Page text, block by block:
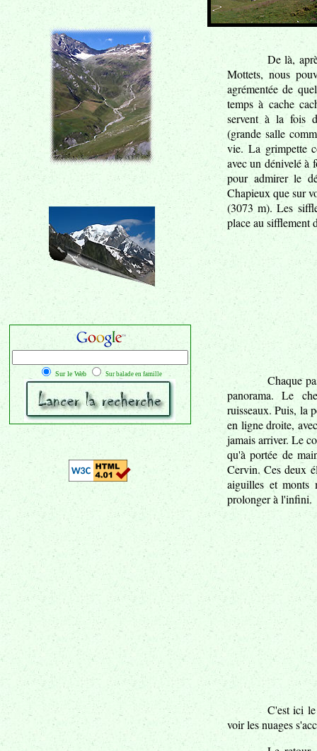
Sur le Web Sur balade en famille
De là,
Mottets, nous
agrémentée de
temps à cache
servent à la fois
(grande salle
vie. La grimpette
avec un dénivelé à
pour admirer le
Chapieux que sur
(3073 m). Les
place au sifflement
Chaque
panorama. Le
ruisseaux. Puis, la
en ligne droite,
jamais arriver. Le
qu'à portée de
Cervin. Ces deux
aiguilles et monts
prolonger à l'infini.
C'est ici
voir les nuages